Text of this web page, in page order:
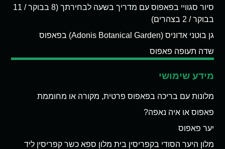
סיור סגוויי בפאפוס עם מדריך בשעה לבחירתך (8 בבוקר / 11
בבוקר / 2 בצהרים)
גן בוטני אדוניס (Adonis Botanical Garden) בפאפוס
שדה תעופה פאפוס
מידע שימושי
מלונות עם בריכה בפאפוס פרטית, מקורה או מחוממת
פאפוס או איה נאפה?
יער פאפוס
מלון היער הסודי בקפריסין בית מלון ספא כשר קפריסין ליד